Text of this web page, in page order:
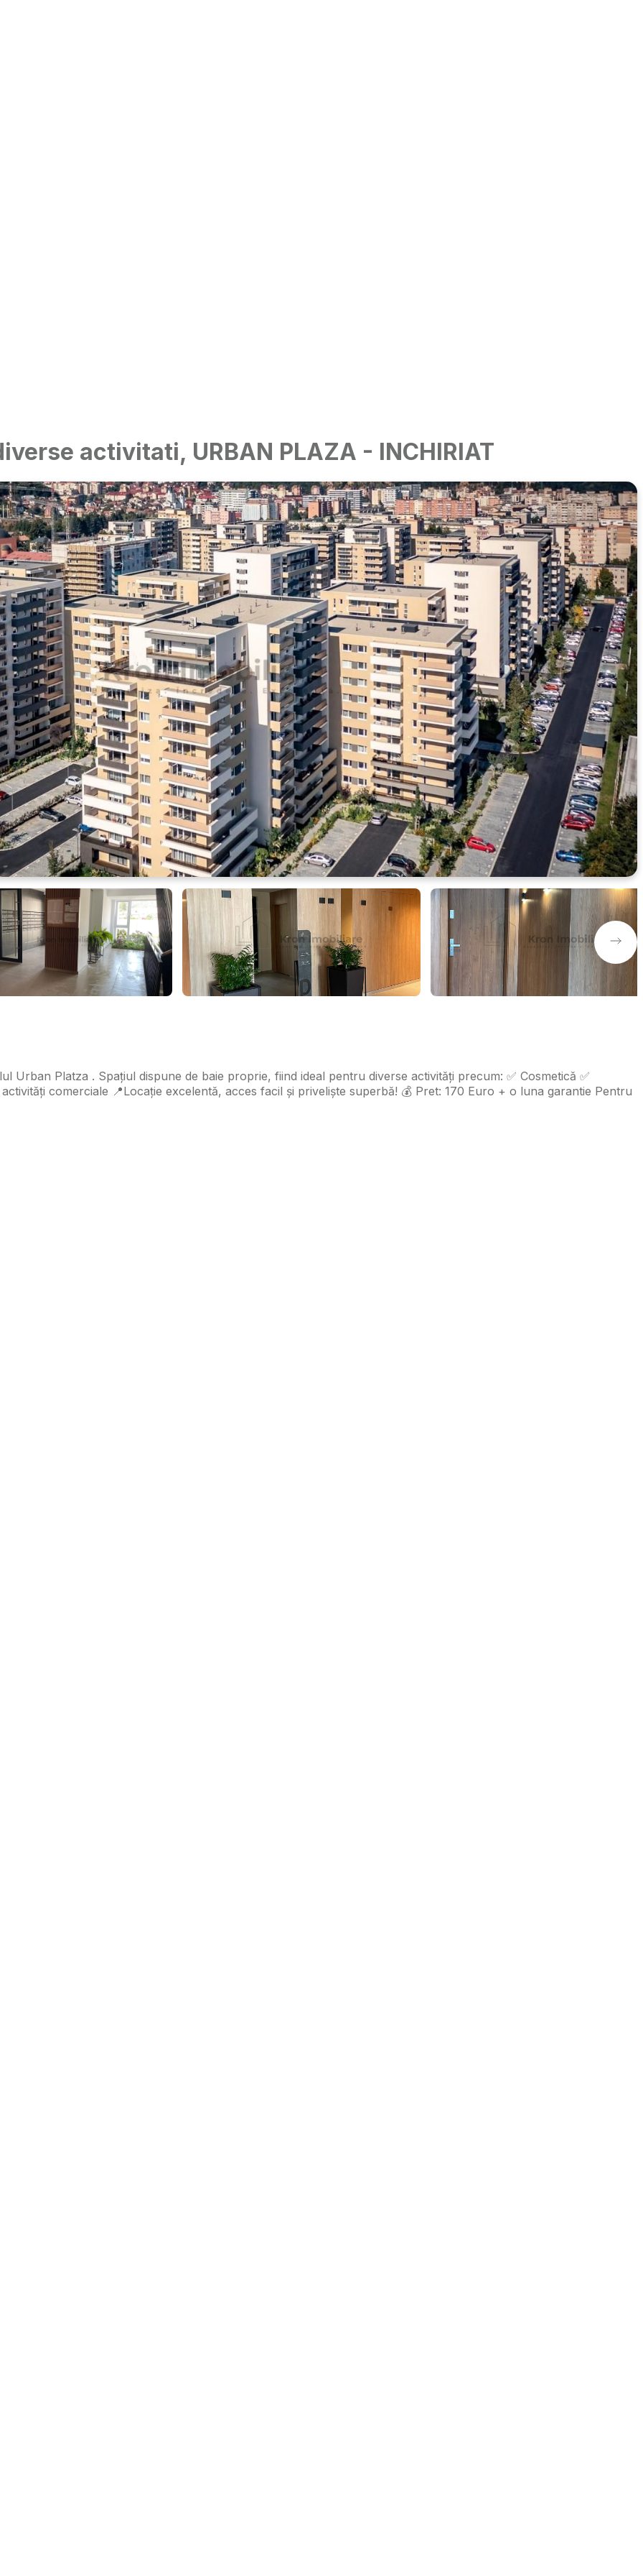
activitati, URBAN PLAZA - INCHIRIAT
Urban Platza . Spațiul dispune de baie proprie, fiind ideal pentru diverse activități precum: ✅ Cosmetică ✅
comerciale 📍Locație excelentă, acces facil și priveliște superbă! 💰 Pret: 170 Euro + o luna garantie Pentru